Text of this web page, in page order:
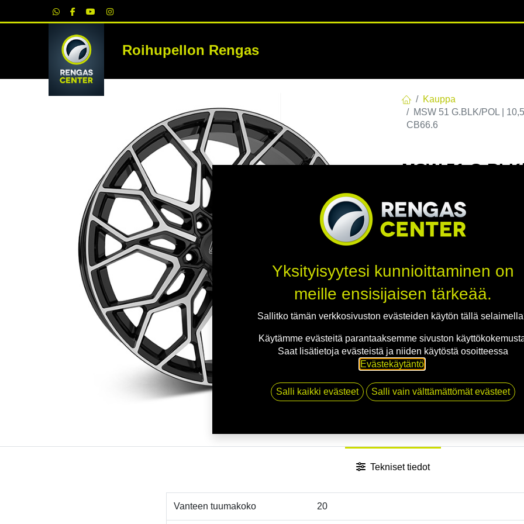
Roihupellon RengasRENKAAT
Kauppa
MSW 51 G.BLK/POL |
CB66.6
MSW 51
EAN:8027529235906
Tällä tuotteella ei ole
Jaa
Toimitusehdot
Tekniset tiedot
Vanteen tuumakoko 20
Yksityisyytesi kunnioittaminen on
meille ensisijaisen tärkeää.
Sallitko tämän verkkosivuston evästeiden käytön tällä
Käytämme evästeitä parantaaksemme sivuston
Saat lisätietoja evästeistä ja niiden käytöstä osoitteessa
Evästekäytäntö.
Salli kaikki evästeet Salli vain välttämättömät evästeet